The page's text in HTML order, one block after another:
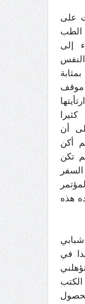
على
إلى
أن
أكن
تكن
هذه
في